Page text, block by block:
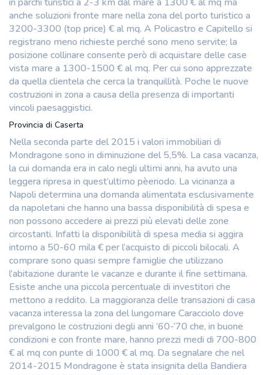
anche soluzioni fronte mare nella zona del porto turistico a
3200-3300 (top price) € al mq. A Policastro e Capitello si
registrano meno richieste perché sono meno servite; la
posizione collinare consente però di acquistare delle case
vista mare a 1300-1500 € al mq. Per cui sono apprezzate
da quella clientela che cerca la tranquillità. Poche le nuove
costruzioni in zona a causa della presenza di importanti
vincoli paesaggistici.
Provincia di Caserta
Nella seconda parte del 2015 i valori immobiliari di
Mondragone sono in diminuzione del 5,5%. La casa vacanza,
la cui domanda era in calo negli ultimi anni, ha avuto una
leggera ripresa in quest’ultimo pèeriodo. La vicinanza a
Napoli determina una domanda alimentata esclusivamente
da napoletani che hanno una bassa disponibilità di spesa e
non possono accedere ai prezzi più elevati delle zone
circostanti. Infatti la disponibilità di spesa media si aggira
intorno a 50-60 mila € per l’acquisto di piccoli bilocali. A
comprare sono quasi sempre famiglie che utilizzano
l’abitazione durante le vacanze e durante il fine settimana.
Esiste anche una piccola percentuale di investitori che
mettono a reddito. La maggioranza delle transazioni di casa
vacanza interessa la zona del lungomare Caracciolo dove
prevalgono le costruzioni degli anni ’60-’70 che, in buone
condizioni e con fronte mare, hanno prezzi medi di 700-800
€ al mq con punte di 1000 € al mq. Da segnalare che nel
2014-2015 Mondragone è stata insignita della Bandiera